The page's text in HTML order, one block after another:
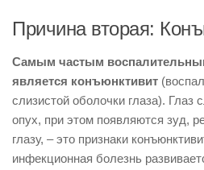
Причина вторая:
Самым частым
является конъюнктивит
слизистой оболочки глаза). Глаз
опух, при этом появляются зуд,
глазу, – это признаки
инфекционная болезнь